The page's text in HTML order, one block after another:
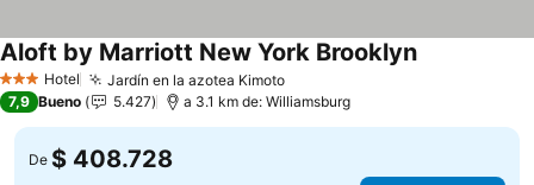
3 Estrellas
Hotel Jardín en la azotea Kimoto
Aloft by Marriott New York Brooklyn
7,9 Bueno 5.427 a 3.1 km de: Williamsburg
De $ 408.728